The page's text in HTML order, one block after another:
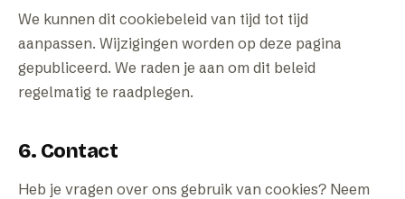
We kunnen dit cookiebeleid van tijd tot tijd
aanpassen. Wijzigingen worden op deze pagina
gepubliceerd. We raden je aan om dit beleid
regelmatig te raadplegen.
6. Contact
Heb je vragen over ons gebruik van cookies? Neem